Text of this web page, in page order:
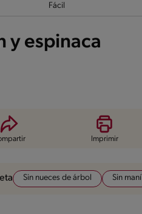
Fácil
y espinaca
Imprimir
Sin nueces de árbol Sin maní